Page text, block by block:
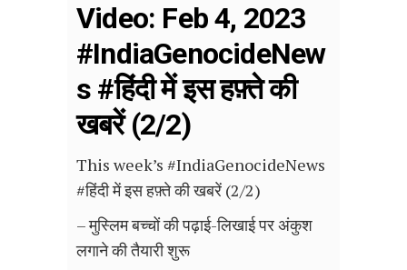
Video: Feb 4, 2023
#IndiaGenocideNew
s #हिंदी में इस हफ़्ते की
खबरें (2/2)
This week’s #IndiaGenocideNews
#हिंदी में इस हफ़्ते की खबरें (2/2)
– मुस्लिम बच्चों की पढ़ाई-लिखाई पर अंकुश
लगाने की तैयारी शुरू